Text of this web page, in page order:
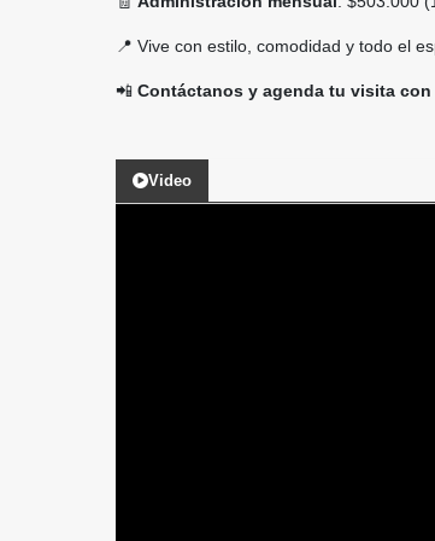
📍 Vive con estilo, comodidad y todo el
📲 Contáctanos y agenda tu visita
Video